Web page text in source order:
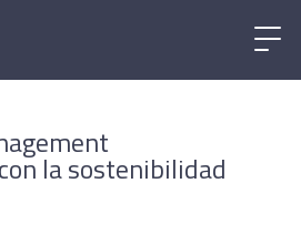
la sostenibilidad